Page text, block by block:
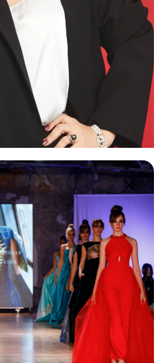
стала офіційним
бренду
та експертка з
Анна Калантєрная